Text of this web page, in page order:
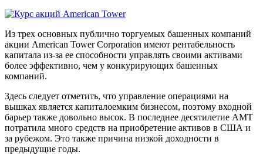
Из трех основных публично торгуемых башенных компаний
акции American Tower Corporation имеют рентабельность
капитала из-за ее способности управлять своими активами
более эффективно, чем у конкурирующих башенных
компаний.
Здесь следует отметить, что управление операциями на
вышках является капиталоемким бизнесом, поэтому входной
барьер также довольно высок. В последнее десятилетие AMT
потратила много средств на приобретение активов в США и
за рубежом. Это также причина низкой доходности в
предыдущие годы.